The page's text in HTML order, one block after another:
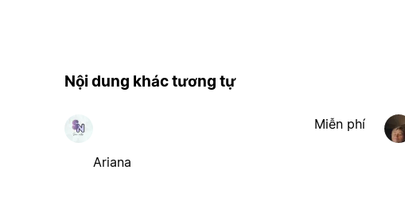
Nội dung khác tương tự
Ariana
Miễn phí